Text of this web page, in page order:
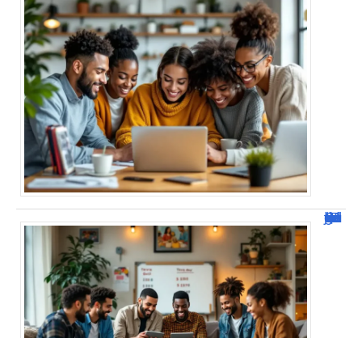
JetPunk : Quiz et jeux de culture générale